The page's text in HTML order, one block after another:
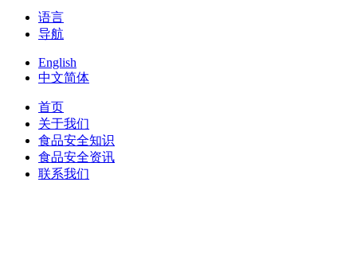
语言
导航
English
中文简体
首页
关于我们
食品安全知识
食品安全资讯
联系我们